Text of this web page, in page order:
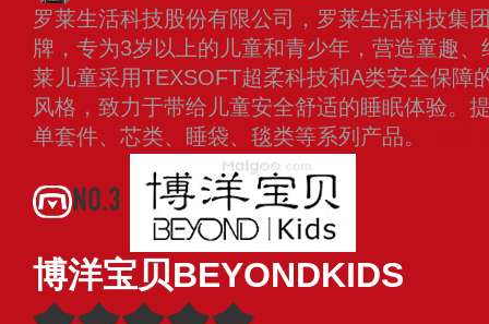
罗莱生活科技股份有限公司，罗莱生活科技集
牌，专为3岁以上的儿童和青少年，营造童趣
莱儿童采用TEXSOFT超柔科技和A类安全保障
风格，致力于带给儿童安全舒适的睡眠体验。
单套件、芯类、睡袋、毯类等系列产品。
NO.3
博洋宝贝BEYONDKIDS